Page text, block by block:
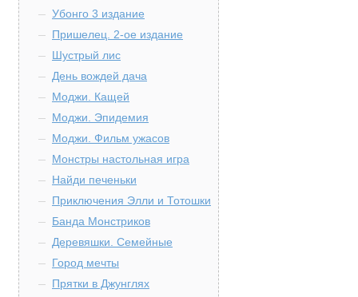
Убонго 3 издание
Пришелец. 2-ое издание
Шустрый лис
День вождей дача
Моджи. Кащей
Моджи. Эпидемия
Моджи. Фильм ужасов
Монстры настольная игра
Найди печеньки
Приключения Элли и Тотошки
Банда Монстриков
Деревяшки. Семейные
Город мечты
Прятки в Джунглях